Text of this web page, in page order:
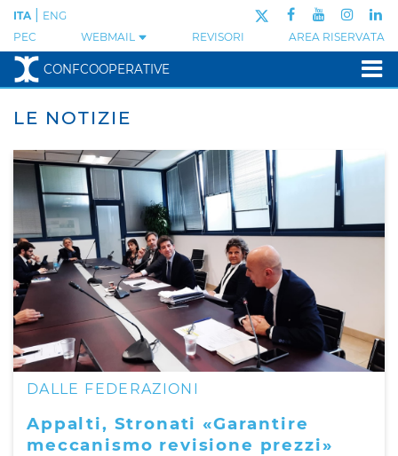
PEC WEBMAIL REVISORI AREA RISERVATA
ITA ENG
CONFCOOPERATIVE
LE NOTIZIE
DALLE FEDERAZIONI
Appalti, Stronati «Garantire
meccanismo revisione prezzi»